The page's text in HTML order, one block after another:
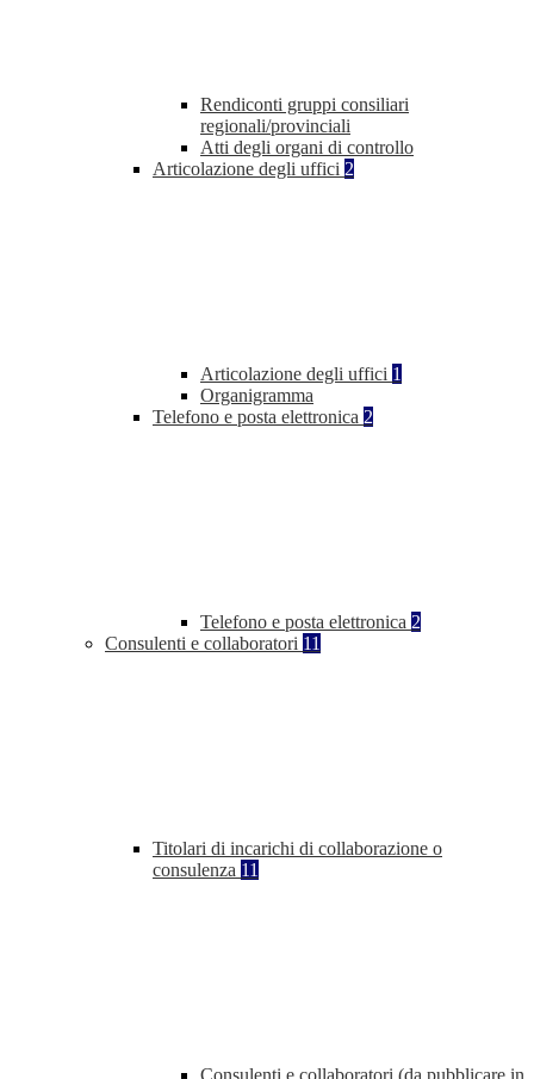
Rendiconti gruppi consiliari
regionali/provinciali
Atti degli organi di controllo
Articolazione degli uffici 2
Articolazione degli uffici 1
Organigramma
Telefono e posta elettronica 2
Telefono e posta elettronica 2
Consulenti e collaboratori 11
Titolari di incarichi di collaborazione o
consulenza 11